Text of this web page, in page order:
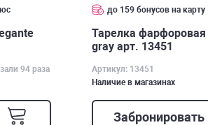
94 раза
до 159 бонусов на карту
Тарелка фарфоровая
gray арт. 13451
Артикул: 13451
Наличие в магазинах
Забронировать